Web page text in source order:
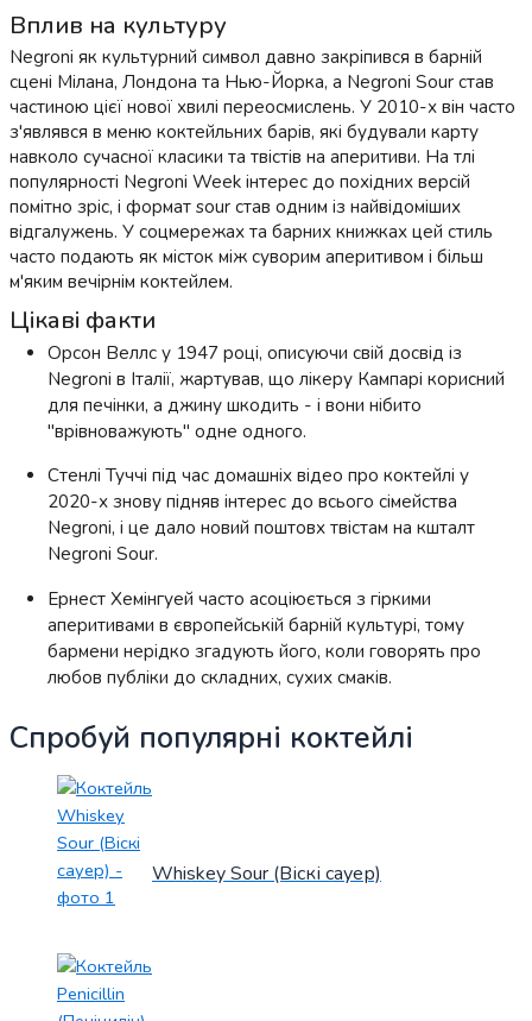
Вплив на культуру
Negroni як культурний символ давно закріпився в барній
сцені Мілана, Лондона та Нью-Йорка, а Negroni Sour став
частиною цієї нової хвилі переосмислень. У 2010-х він часто
з'являвся в меню коктейльних барів, які будували карту
навколо сучасної класики та твістів на аперитиви. На тлі
популярності Negroni Week інтерес до похідних версій
помітно зріс, і формат sour став одним із найвідоміших
відгалужень. У соцмережах та барних книжках цей стиль
часто подають як місток між суворим аперитивом і більш
м'яким вечірнім коктейлем.
Цікаві факти
Орсон Веллс у 1947 році, описуючи свій досвід із
Negroni в Італії, жартував, що лікеру Кампарі корисний
для печінки, а джину шкодить - і вони нібито
"врівноважують" одне одного.
Стенлі Туччі під час домашніх відео про коктейлі у
2020-х знову підняв інтерес до всього сімейства
Negroni, і це дало новий поштовх твістам на кшталт
Negroni Sour.
Ернест Хемінгуей часто асоціюється з гіркими
аперитивами в європейській барній культурі, тому
бармени нерідко згадують його, коли говорять про
любов публіки до складних, сухих смаків.
Спробуй популярні коктейлі
Whiskey Sour (Віскі сауер)